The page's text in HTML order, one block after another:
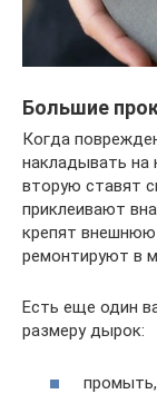
Большие
Когда
накладывать на
вторую ставят
приклеивают
крепят
ремонтируют в
Есть еще один
размеру дырок: